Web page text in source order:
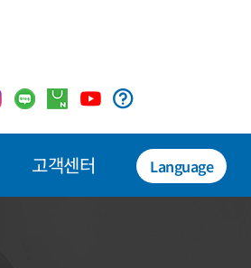
고객센터 Language